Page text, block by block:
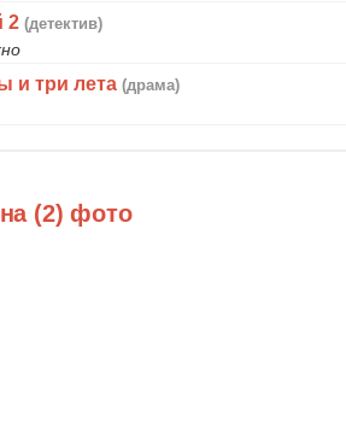
2 (детектив)
и три лета (драма)
(2) фото